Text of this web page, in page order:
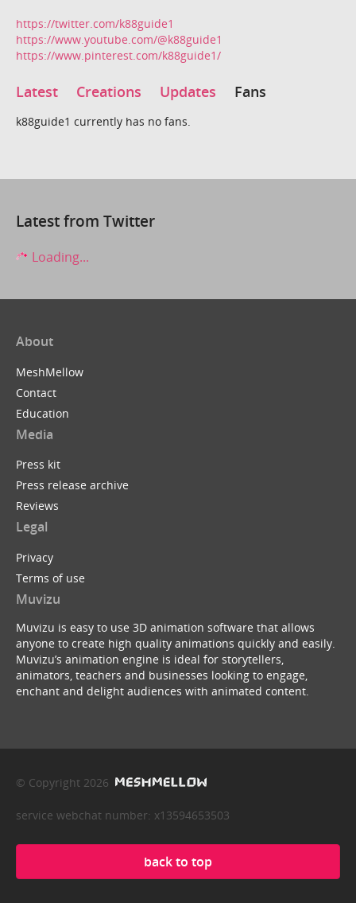
https://twitter.com/k88guide1
https://www.youtube.com/@k88guide1
https://www.pinterest.com/k88guide1/
Latest Creations Updates Fans
k88guide1 currently has no fans.
Latest from Twitter
Loading...
About
MeshMellow
Contact
Education
Media
Press kit
Press release archive
Reviews
Legal
Privacy
Terms of use
Muvizu
Muvizu is easy to use 3D animation software that allows
anyone to create high quality animations quickly and easily.
Muvizu’s animation engine is ideal for storytellers,
animators, teachers and businesses looking to engage,
enchant and delight audiences with animated content.
© Copyright 2026
service webchat number: x13594653503
back to top